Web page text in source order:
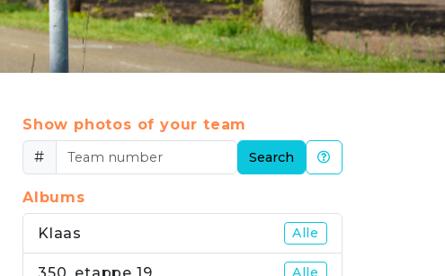
Show photos of your team
#
Search
Albums
Klaas Alle
350_etappe 19 Alle